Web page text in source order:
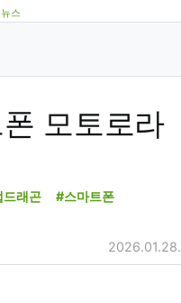
스
모토로라
래곤
#스마트폰
2026.01.28.